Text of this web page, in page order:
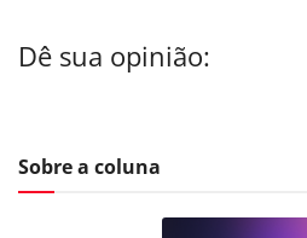
Dê sua opinião:
Sobre a coluna